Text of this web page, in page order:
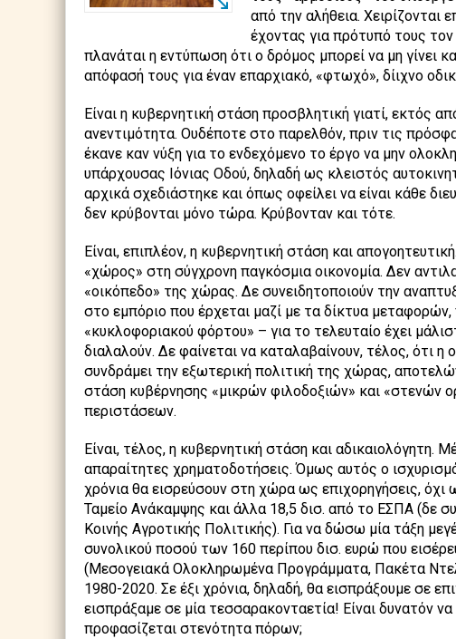
από την αλήθεια. Χειρίζονται
έχοντας για πρότυπό τους
πλανάται η εντύπωση ότι ο δρόμος μπορεί να μη γίνει
απόφασή τους για έναν επαρχιακό, «φτωχό», δίιχνο
Είναι η κυβερνητική στάση προσβλητική γιατί, εκτός
ανεντιμότητα. Ουδέποτε στο παρελθόν, πριν τις
έκανε καν νύξη για το ενδεχόμενο το έργο να μην
υπάρχουσας Ιόνιας Οδού, δηλαδή ως κλειστός
αρχικά σχεδιάστηκε και όπως οφείλει να είναι κάθε
δεν κρύβονται μόνο τώρα. Κρύβονταν και τότε.
Είναι, επιπλέον, η κυβερνητική στάση και
«χώρος» στη σύγχρονη παγκόσμια οικονομία. Δεν
«οικόπεδο» της χώρας. Δε συνειδητοποιούν την
στο εμπόριο που έρχεται μαζί με τα δίκτυα
«κυκλοφοριακού φόρτου» – για το τελευταίο έχει
διαλαλούν. Δε φαίνεται να καταλαβαίνουν, τέλος, ότι
συνδράμει την εξωτερική πολιτική της χώρας,
στάση κυβέρνησης «μικρών φιλοδοξιών» και «στενών
περιστάσεων.
Είναι, τέλος, η κυβερνητική στάση και αδικαιολόγητη.
απαραίτητες χρηματοδοτήσεις. Όμως αυτός ο
χρόνια θα εισρεύσουν στη χώρα ως επιχορηγήσεις,
Ταμείο Ανάκαμψης και άλλα 18,5 δισ. από το ΕΣΠΑ (δε
Κοινής Αγροτικής Πολιτικής). Για να δώσω μία τάξη
συνολικού ποσού των 160 περίπου δισ. ευρώ που
(Μεσογειακά Ολοκληρωμένα Προγράμματα, Πακέτα
1980-2020. Σε έξι χρόνια, δηλαδή, θα εισπράξουμε σε
εισπράξαμε σε μία τεσσαρακονταετία! Είναι δυνατόν
προφασίζεται στενότητα πόρων;